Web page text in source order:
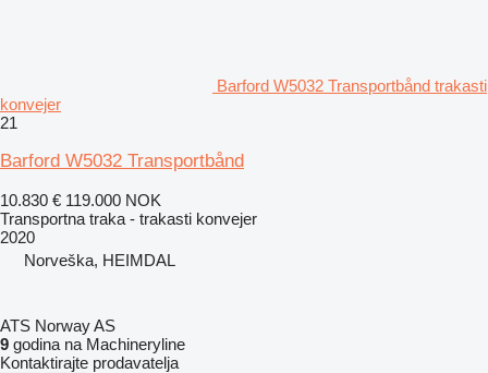
Barford W5032 Transportbånd trakasti
konvejer
21
Barford W5032 Transportbånd
10.830 € 119.000 NOK
Transportna traka - trakasti konvejer
2020
Norveška, HEIMDAL
ATS Norway AS
9 godina na Machineryline
Kontaktirajte prodavatelja